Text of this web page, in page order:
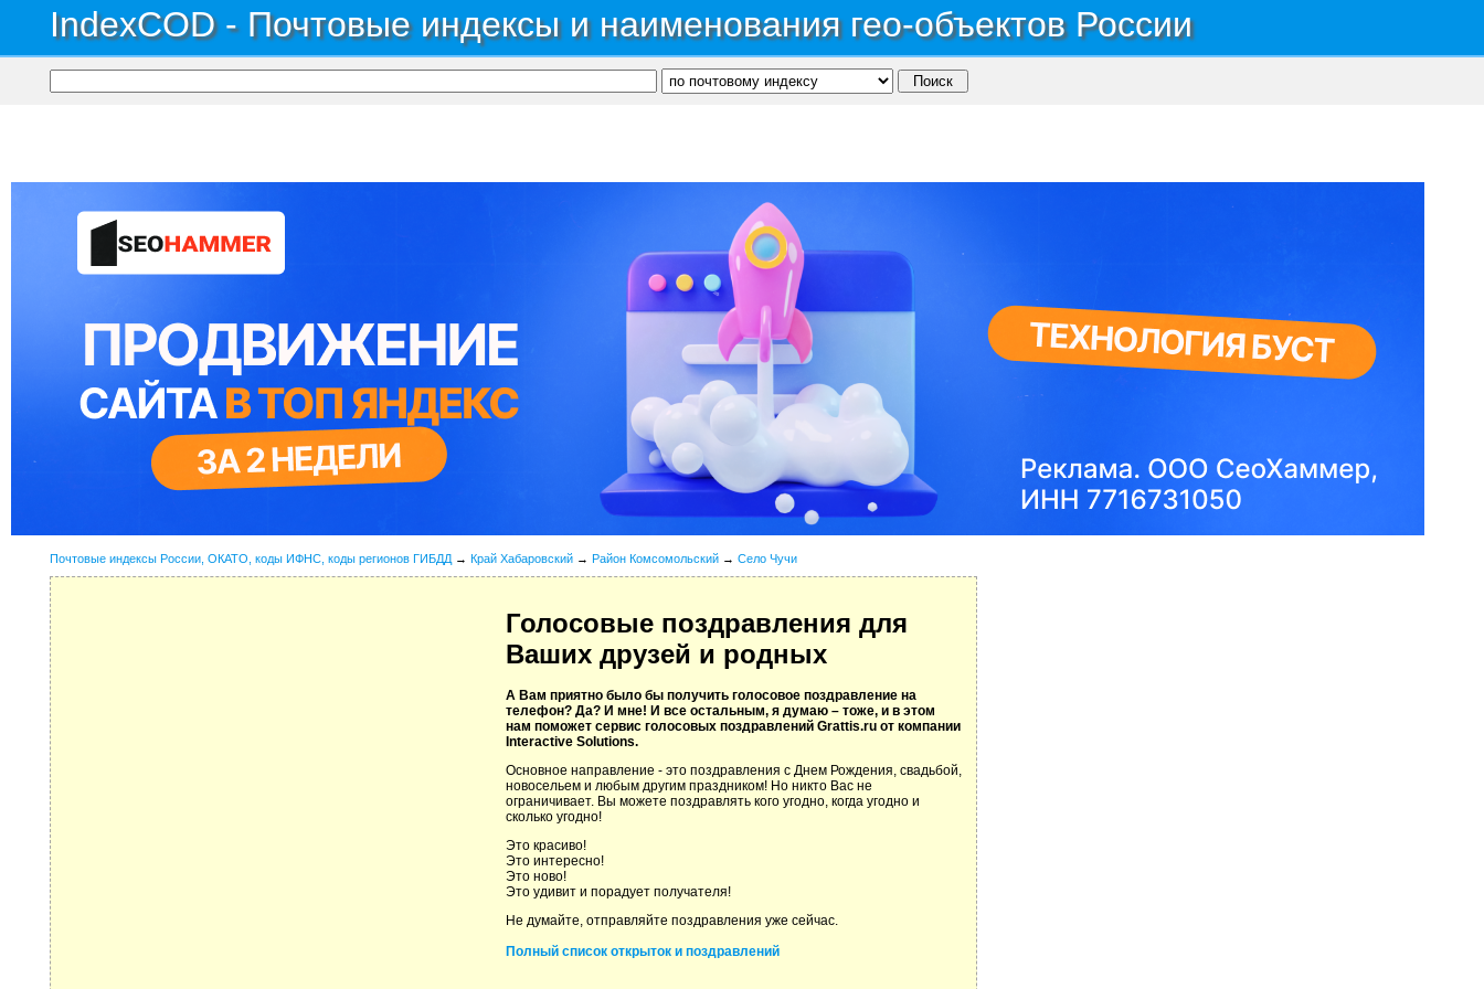
IndexCOD - Почтовые индексы и наименования гео-объектов России
Почтовые индексы России, ОКАТО, коды ИФНС, коды регионов ГИБДД → Край Хабаровский → Район Комсомольский → Село Чучи
Голосовые поздравления для
Ваших друзей и родных
А Вам приятно было бы получить голосовое поздравление на
телефон? Да? И мне! И все остальным, я думаю – тоже, и в этом
нам поможет сервис голосовых поздравлений Grattis.ru от компании
Interactive Solutions.
Основное направление - это поздравления с Днем Рождения, свадьбой,
новосельем и любым другим праздником! Но никто Вас не
ограничивает. Вы можете поздравлять кого угодно, когда угодно и
сколько угодно!
Это красиво!
Это интересно!
Это ново!
Это удивит и порадует получателя!
Не думайте, отправляйте поздравления уже сейчас.
Полный список открыток и поздравлений